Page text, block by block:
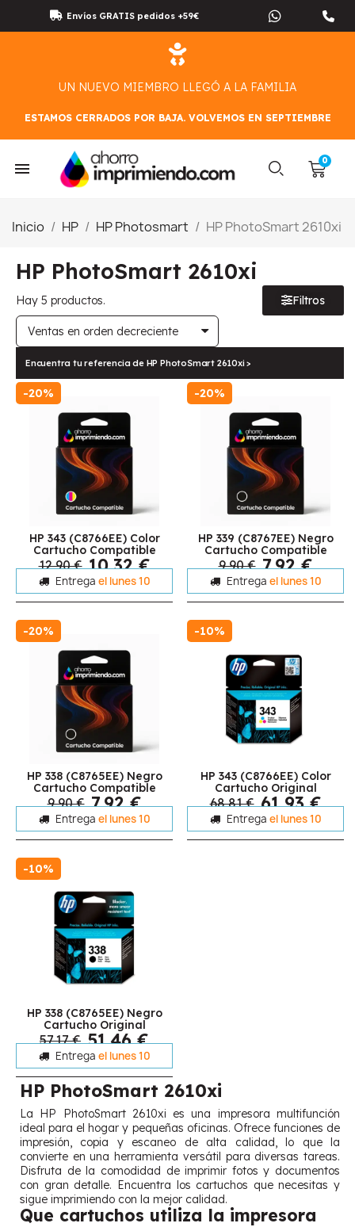
Envíos GRATIS pedidos +59€
UN NUEVO MIEMBRO LLEGÓ A LA FAMILIA
ESTAMOS CERRADOS POR BAJA. VOLVEMOS EN SEPTIEMBRE
Inicio HP HP Photosmart HP PhotoSmart 2610xi
HP PhotoSmart 2610xi
Hay 5 productos. Filtros
Encuentra tu referencia de HP PhotoSmart 2610xi >
-20%
HP 343 (C8766EE) Color
Cartucho Compatible
12,90 € 10,32 €
Entrega el lunes 10
-20%
HP 339 (C8767EE) Negro
Cartucho Compatible
9,90 € 7,92 €
Entrega el lunes 10
-20%
HP 338 (C8765EE) Negro
Cartucho Compatible
9,90 € 7,92 €
Entrega el lunes 10
-10%
HP 343 (C8766EE) Color
Cartucho Original
68,81 € 61,93 €
Entrega el lunes 10
-10%
HP 338 (C8765EE) Negro
Cartucho Original
57,17 € 51,46 €
Entrega el lunes 10
HP PhotoSmart 2610xi
La HP PhotoSmart 2610xi es una impresora multifunción
ideal para el hogar y pequeñas oficinas. Ofrece funciones de
impresión, copia y escaneo de alta calidad, lo que la
convierte en una herramienta versátil para diversas tareas.
Disfruta de la comodidad de imprimir fotos y documentos
con gran detalle. Encuentra los cartuchos que necesitas y
sigue imprimiendo con la mejor calidad.
Que cartuchos utiliza la impresora